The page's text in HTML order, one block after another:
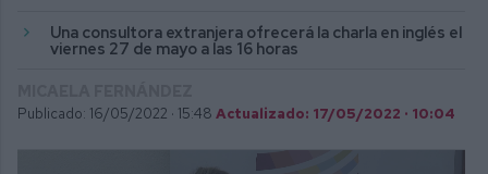
Una consultora extranjera ofrecerá la charla en inglés el
viernes 27 de mayo a las 16 horas
Publicado: 16/05/2022 · 15:48 Actualizado: 17/05/2022 · 10:04